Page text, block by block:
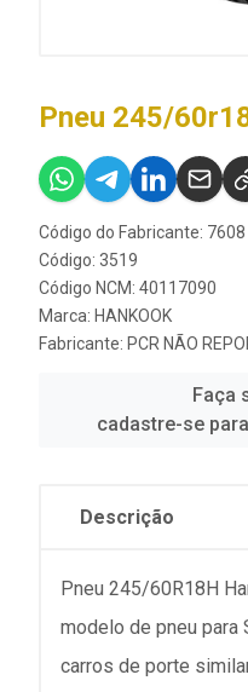
Pneu 245/
Código do Fabricante: 7608
Código: 3519
Código NCM: 40117090
Marca: HANKOOK
Fabricante: PCR NÃO
Faça
cadastre-se
Descrição
Pneu 245/60R18H
modelo de pneu para
carros de porte